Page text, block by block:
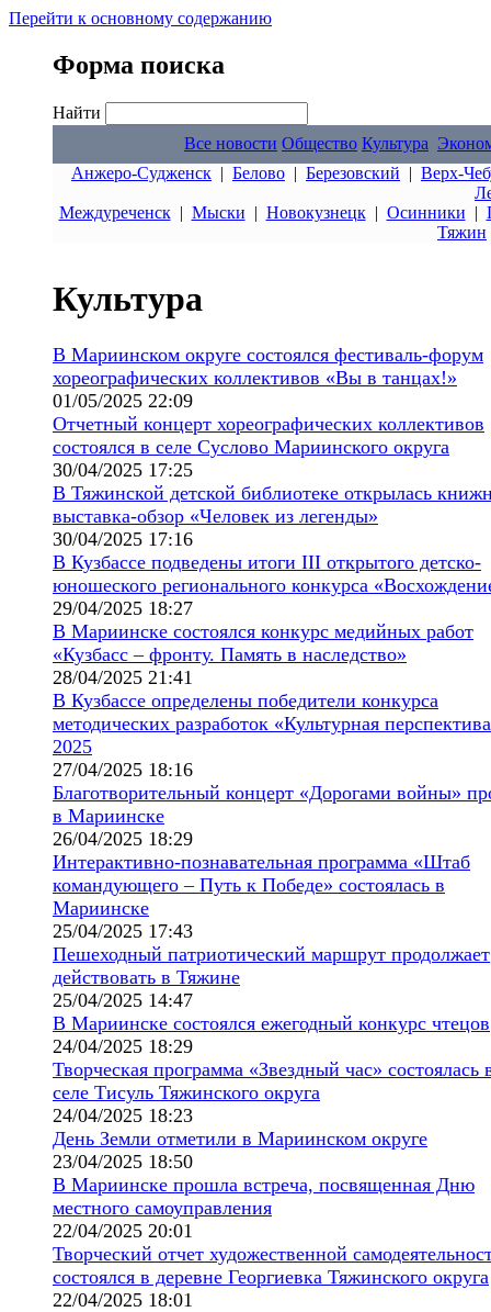
Перейти к основному содержанию
Форма поиска
Найти
Все новости Общество Культура
Анжеро-Судженск | Белово | Березовский | Верх-
Междуреченск| Мыски | Новокузнецк| Осинники |
Тяжин
Культура
В Мариинском округе состоялся фестиваль-форум
хореографических коллективов «Вы в танцах!»
01/05/2025 22:09
Отчетный концерт хореографических коллективов
состоялся в селе Суслово Мариинского округа
30/04/2025 17:25
В Тяжинской детской библиотеке открылась
выставка-обзор «Человек из легенды»
30/04/2025 17:16
В Кузбассе подведены итоги III открытого детско-
юношеского регионального конкурса
29/04/2025 18:27
В Мариинске состоялся конкурс медийных работ
«Кузбасс – фронту. Память в наследство»
28/04/2025 21:41
В Кузбассе определены победители конкурса
методических разработок «Культурная
2025
27/04/2025 18:16
Благотворительный концерт «Дорогами войны»
в Мариинске
26/04/2025 18:29
Интерактивно-познавательная программа «Штаб
командующего – Путь к Победе» состоялась в
Мариинске
25/04/2025 17:43
Пешеходный патриотический маршрут продолжает
действовать в Тяжине
25/04/2025 14:47
В Мариинске состоялся ежегодный конкурс чтецов
24/04/2025 18:29
Творческая программа «Звездный час» состоялась
селе Тисуль Тяжинского округа
24/04/2025 18:23
День Земли отметили в Мариинском округе
23/04/2025 18:50
В Мариинске прошла встреча, посвященная Дню
местного самоуправления
22/04/2025 20:01
Творческий отчет художественной
состоялся в деревне Георгиевка Тяжинского округа
22/04/2025 18:01